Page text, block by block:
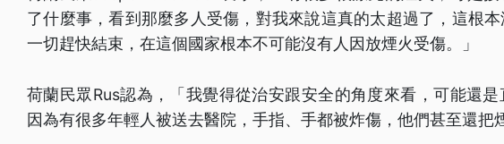
了什麼事，看到那麼多人受傷，對我來說這真的太超過了，這根
一切趕快結束，在這個國家根本不可能沒有人因放煙火受傷。」
荷蘭民眾Rus認為，「我覺得從治安跟安全的角度來看，可能還是
因為有很多年輕人被送去醫院，手指、手都被炸傷，他們甚至還把